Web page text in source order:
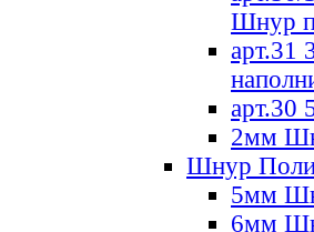
Шнур
арт.31
арт.30
2мм
Шнур
5мм
6мм